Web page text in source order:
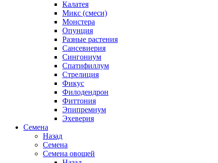
Калатея
Микс (смеси)
Монстера
Опунция
Разные растения
Сансевиерия
Сингониум
Спатифиллум
Стрелиция
Фикус
Филодендрон
Фиттония
Эпипремнум
Эхеверия
Семена
Назад
Семена
Семена овощей